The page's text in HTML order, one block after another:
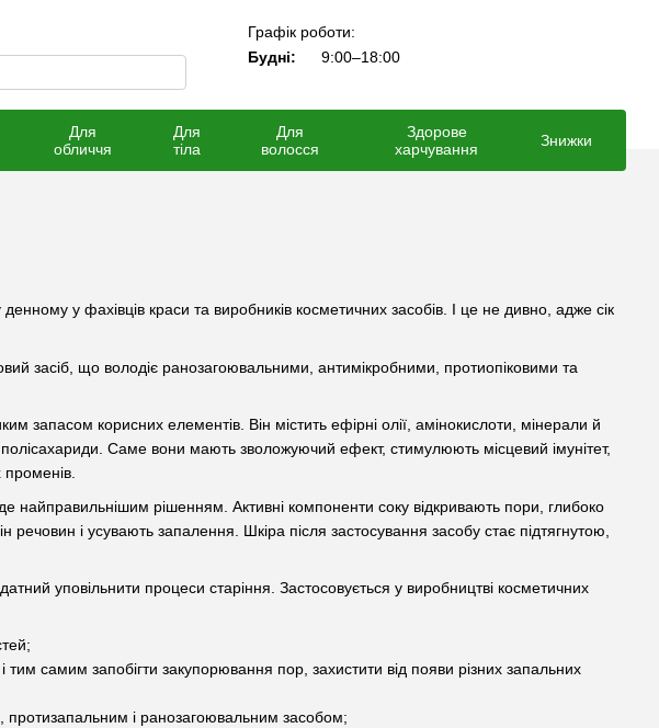
Графік роботи:
Будні:
9:00–18:00
Для
обличчя
Для
тіла
Для
волосся
Здорове
харчування
Знижки
у фахівців краси та виробників косметичних засобів. І це не дивно, адже сік
засіб, що володіє ранозагоювальними, антимікробними, протиопіковими та
запасом корисних елементів. Він містить ефірні олії, амінокислоти, мінерали й
Саме вони мають зволожуючий ефект, стимулюють місцевий імунітет,
променів.
найправильнішим рішенням. Активні компоненти соку відкривають пори, глибоко
і усувають запалення. Шкіра після застосування засобу стає підтягнутою,
уповільнити процеси старіння. Застосовується у виробництві косметичних
самим запобігти закупорювання пор, захистити від появи різних запальних
і ранозагоювальним засобом;